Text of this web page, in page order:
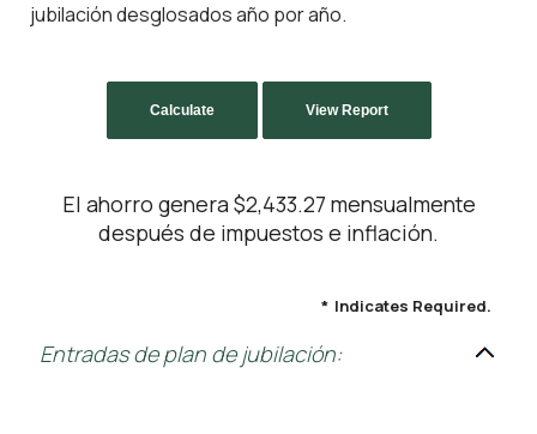
jubilación desglosados año por año.
El ahorro genera $2,433.27 mensualmente
después de impuestos e inflación.
* Indicates Required.
Entradas de plan de jubilación: